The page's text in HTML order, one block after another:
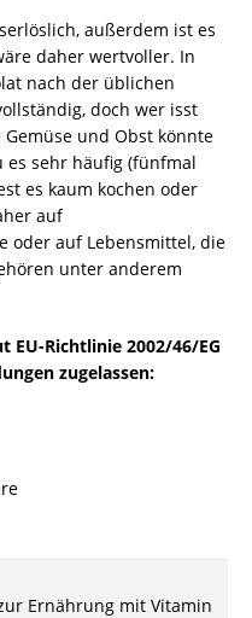
außerdem ist es
daher wertvoller. In
nach der üblichen
doch wer isst
und Obst könnte
es sehr häufig (fünfmal
es kaum kochen oder
auf
oder auf Lebensmittel, die
unter anderem
EU-Richtlinie 2002/46/EG
zugelassen:
Ernährung mit Vitamin